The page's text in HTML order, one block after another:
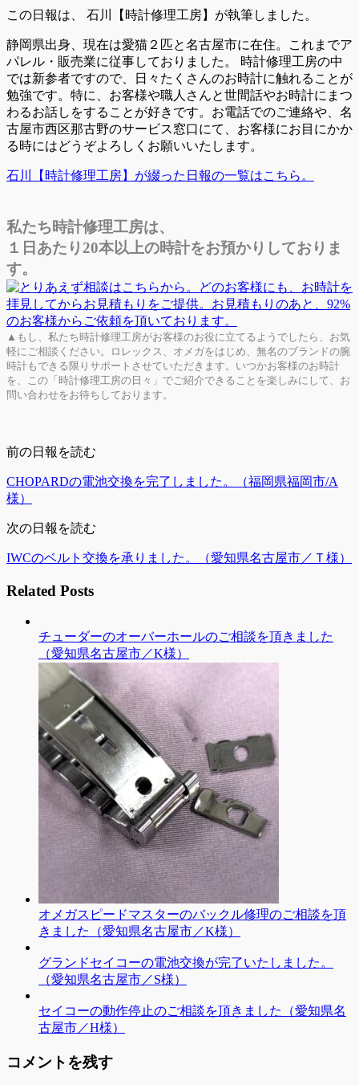
この日報は、 石川【時計修理工房】が執筆しました。
静岡県出身、現在は愛猫２匹と名古屋市に在住。これまでア
パレル・販売業に従事しておりました。 時計修理工房の中
では新参者ですので、日々たくさんのお時計に触れることが
勉強です。特に、お客様や職人さんと世間話やお時計にまつ
わるお話しをすることが好きです。お電話でのご連絡や、名
古屋市西区那古野のサービス窓口にて、お客様にお目にかか
る時にはどうぞよろしくお願いいたします。
石川【時計修理工房】が綴った日報の一覧はこちら。
私たち時計修理工房は、
１日あたり20本以上の時計をお預かりしておりま
す。
▲もし、私たち時計修理工房がお客様のお役に立てるようでしたら、お気
軽にご相談ください。ロレックス、オメガをはじめ、無名のブランドの腕
時計もできる限りサポートさせていただきます。いつかお客様のお時計
を、この「時計修理工房の日々」でご紹介できることを楽しみにして、お
問い合わせをお待ちしております。
前の日報を読む
CHOPARDの電池交換を完了しました。（福岡県福岡市/A
様）
次の日報を読む
IWCのベルト交換を承りました。（愛知県名古屋市／Ｔ様）
Related Posts
チューダーのオーバーホールのご相談を頂きました
（愛知県名古屋市／K様）
オメガスピードマスターのバックル修理のご相談を頂
きました（愛知県名古屋市／K様）
グランドセイコーの電池交換が完了いたしました。
（愛知県名古屋市／S様）
セイコーの動作停止のご相談を頂きました（愛知県名
古屋市／H様）
コメントを残す